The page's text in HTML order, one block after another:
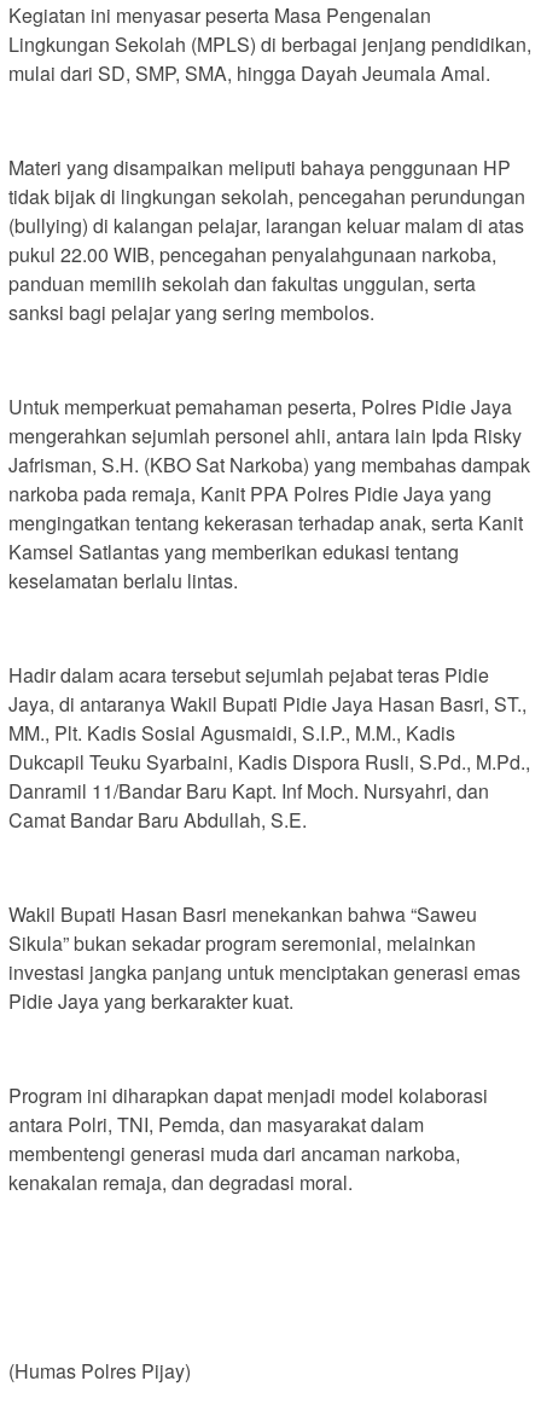
Kegiatan ini menyasar peserta Masa Pengenalan
Lingkungan Sekolah (MPLS) di berbagai jenjang pendidikan,
mulai dari SD, SMP, SMA, hingga Dayah Jeumala Amal.
Materi yang disampaikan meliputi bahaya penggunaan HP
tidak bijak di lingkungan sekolah, pencegahan perundungan
(bullying) di kalangan pelajar, larangan keluar malam di atas
pukul 22.00 WIB, pencegahan penyalahgunaan narkoba,
panduan memilih sekolah dan fakultas unggulan, serta
sanksi bagi pelajar yang sering membolos.
Untuk memperkuat pemahaman peserta, Polres Pidie Jaya
mengerahkan sejumlah personel ahli, antara lain Ipda Risky
Jafrisman, S.H. (KBO Sat Narkoba) yang membahas dampak
narkoba pada remaja, Kanit PPA Polres Pidie Jaya yang
mengingatkan tentang kekerasan terhadap anak, serta Kanit
Kamsel Satlantas yang memberikan edukasi tentang
keselamatan berlalu lintas.
Hadir dalam acara tersebut sejumlah pejabat teras Pidie
Jaya, di antaranya Wakil Bupati Pidie Jaya Hasan Basri, ST.,
MM., Plt. Kadis Sosial Agusmaidi, S.I.P., M.M., Kadis
Dukcapil Teuku Syarbaini, Kadis Dispora Rusli, S.Pd., M.Pd.,
Danramil 11/Bandar Baru Kapt. Inf Moch. Nursyahri, dan
Camat Bandar Baru Abdullah, S.E.
Wakil Bupati Hasan Basri menekankan bahwa “Saweu
Sikula” bukan sekadar program seremonial, melainkan
investasi jangka panjang untuk menciptakan generasi emas
Pidie Jaya yang berkarakter kuat.
Program ini diharapkan dapat menjadi model kolaborasi
antara Polri, TNI, Pemda, dan masyarakat dalam
membentengi generasi muda dari ancaman narkoba,
kenakalan remaja, dan degradasi moral.
(Humas Polres Pijay)